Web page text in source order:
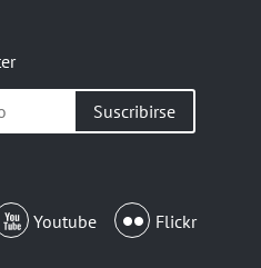
Youtube Flickr